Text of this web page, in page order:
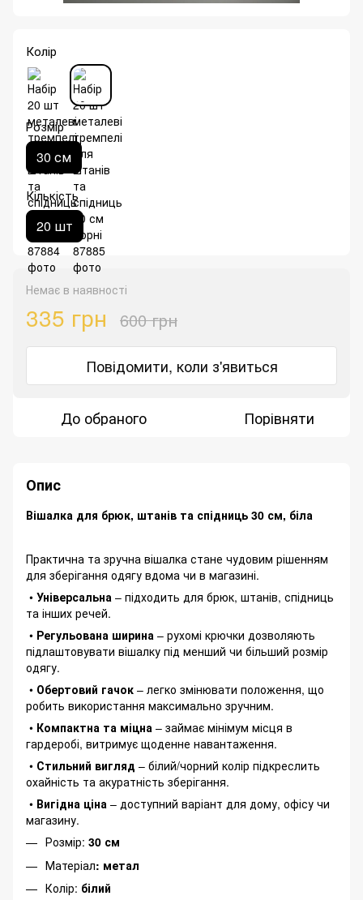
Колір
Розмір
30 см
Кількість
20 шт
Немає в наявності
335 грн 600 грн
Повідомити, коли з'явиться
До обраного Порівняти
Опис
Вішалка для брюк, штанів та спідниць 30 см, біла
Практична та зручна вішалка стане чудовим рішенням
для зберігання одягу вдома чи в магазині.
• Універсальна – підходить для брюк, штанів, спідниць
та інших речей.
• Регульована ширина – рухомі крючки дозволяють
підлаштовувати вішалку під менший чи більший розмір
одягу.
• Обертовий гачок – легко змінювати положення, що
робить використання максимально зручним.
• Компактна та міцна – займає мінімум місця в
гардеробі, витримує щоденне навантаження.
• Стильний вигляд – білий/чорний колір підкреслить
охайність та акуратність зберігання.
• Вигідна ціна – доступний варіант для дому, офісу чи
магазину.
Розмір: 30 см
Матеріал: метал
Колір: білий